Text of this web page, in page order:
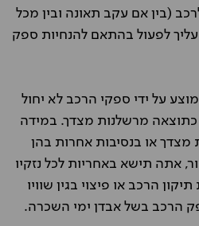
(בין אם עקב תאונה ובין מכל
לפעול בהתאם להנחיות ספק
על ידי ספקי הרכב לא יחול
כתוצאה מרשלנות מצדך. במידה
מצדך או בנסיבות אחרות בהן
אתה תישא באחריות לכל נזקיו
הרכב או פיצוי בגין שוויו
הרכב בשל אבדן ימי השכרה.